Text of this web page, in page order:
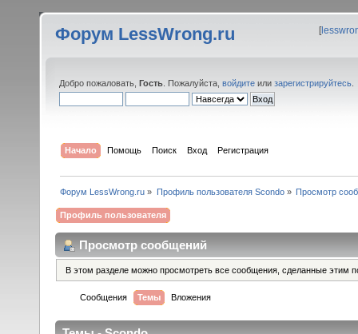
Форум LessWrong.ru [
Добро пожаловать, Гость . Пожалуйста, войдите или зарегистрируйтесь
Начало Помощь Поиск Вход Регистрация
Форум LessWrong.ru » Профиль пользователя Scondo» Просмотр
Профиль пользователя
Просмотр сообщений
В этом разделе можно просмотреть все сообщения, сделанные этим
Сообщения Темы Вложения